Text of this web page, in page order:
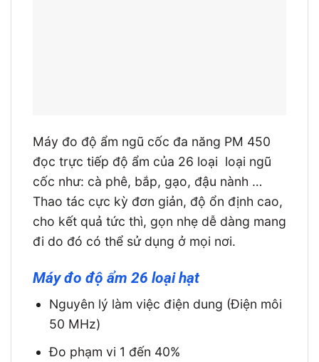
Máy đo độ ẩm ngũ cốc đa năng PM 450
đọc trực tiếp độ ẩm của 26 loại loại ngũ
cốc như: cà phê, bắp, gạo, đậu nành …
Thao tác cực kỳ đơn giản, độ ổn định cao,
cho kết quả tức thì, gọn nhẹ dễ dàng mang
đi do đó có thể sử dụng ở mọi nơi.
Máy đo độ ẩm 26 loại hạt
Nguyên lý làm việc điện dung (Điện môi
50 MHz)
Đo phạm vi 1 đến 40%